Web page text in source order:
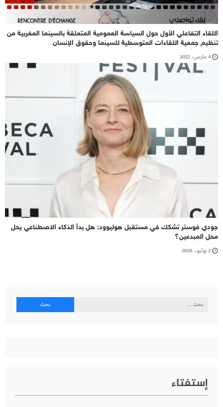
اللقاء التفاعلي الأول حول السياسة العمومية المتعلقة بالسينما المغربية من
تنظيم جمعية اللقاءات المتوسطية للسينما وحقوق الإنسان
4 مارس، 2022
جودي فوستر تشكك في مستقبل هوليوود: هل بدأ الذكاء الاصطناعي يحل
محل المبدعين؟
3 يوليو، 2026
البحث
إستفتاء